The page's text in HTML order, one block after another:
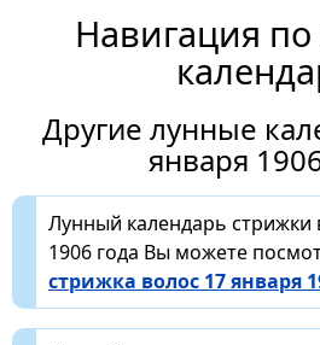
Навигация
Другие лунные
января
Лунный календарь стрижки
1906 года Вы можете
стрижка волос 17 января